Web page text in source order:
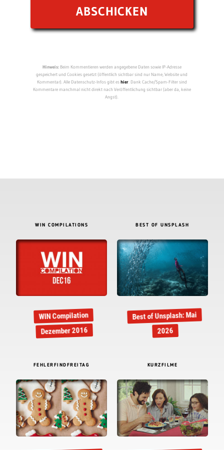
Hinweis:Beim Kommentieren werden angegebene Daten sowie IP-Adresse
gespeichert und Cookies gesetzt (öffentlich sichtbar sind nur Name, Website und
Kommentar). Alle Datenschutz-Infos gibt eshier. Dank Cache/Spam-Filter sind
Kommentare manchmal nicht direkt nach Veröffentlichung sichtbar (aber da, keine
Angst).
WIN COMPILATIONS
WIN Compilation
Dezember 2016
BEST OF UNSPLASH
Best of Unsplash: Mai
2026
FEHLERFINDFREITAG KURZFILME